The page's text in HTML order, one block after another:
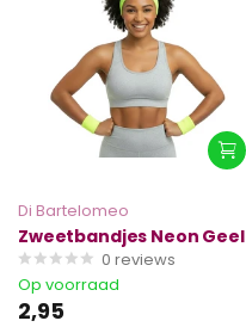
Di Bartelomeo
Zweetbandjes Neon Geel
0 reviews
Op voorraad
2,95